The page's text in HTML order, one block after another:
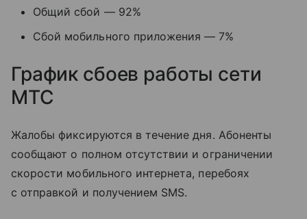
Общий сбой — 92%
Сбой мобильного приложения — 7%
График сбоев работы сети
МТС
Жалобы фиксируются в течение дня. Абоненты
сообщают о полном отсутствии и ограничении
скорости мобильного интернета, перебоях
с отправкой и получением SMS.